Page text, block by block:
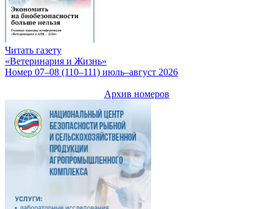
Читать газету
«Ветеринария и Жизнь»
Номер 07–08 (110–111) июль–август 2026
Архив номеров